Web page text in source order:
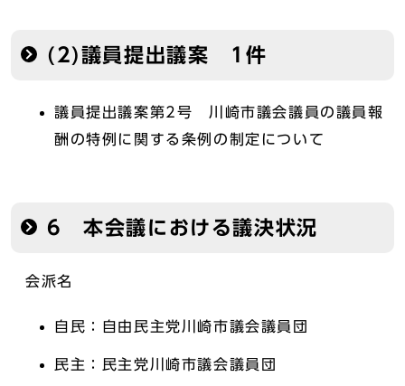
(2)議員提出議案 1件
議員提出議案第2号 川崎市議会議員の議員報
酬の特例に関する条例の制定について
6 本会議における議決状況
会派名
自民：自由民主党川崎市議会議員団
民主：民主党川崎市議会議員団